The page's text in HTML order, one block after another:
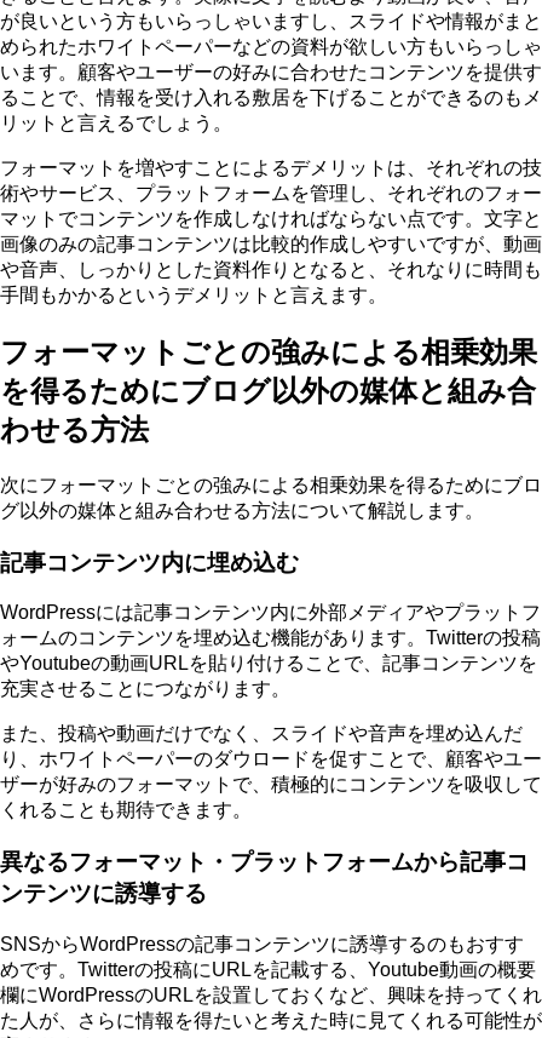
が良いという方もいらっしゃいますし、スライドや情報がまと
められたホワイトペーパーなどの資料が欲しい方もいらっしゃ
います。顧客やユーザーの好みに合わせたコンテンツを提供す
ることで、情報を受け入れる敷居を下げることができるのもメ
リットと言えるでしょう。
フォーマットを増やすことによるデメリットは、それぞれの技
術やサービス、プラットフォームを管理し、それぞれのフォー
マットでコンテンツを作成しなければならない点です。文字と
画像のみの記事コンテンツは比較的作成しやすいですが、動画
や音声、しっかりとした資料作りとなると、それなりに時間も
手間もかかるというデメリットと言えます。
フォーマットごとの強みによる相乗効果
を得るためにブログ以外の媒体と組み合
わせる方法
次にフォーマットごとの強みによる相乗効果を得るためにブロ
グ以外の媒体と組み合わせる方法について解説します。
記事コンテンツ内に埋め込む
WordPressには記事コンテンツ内に外部メディアやプラットフ
ォームのコンテンツを埋め込む機能があります。Twitterの投稿
やYoutubeの動画URLを貼り付けることで、記事コンテンツを
充実させることにつながります。
また、投稿や動画だけでなく、スライドや音声を埋め込んだ
り、ホワイトペーパーのダウロードを促すことで、顧客やユー
ザーが好みのフォーマットで、積極的にコンテンツを吸収して
くれることも期待できます。
異なるフォーマット・プラットフォームから記事コ
ンテンツに誘導する
SNSからWordPressの記事コンテンツに誘導するのもおすす
めです。Twitterの投稿にURLを記載する、Youtube動画の概要
欄にWordPressのURLを設置しておくなど、興味を持ってくれ
た人が、さらに情報を得たいと考えた時に見てくれる可能性が